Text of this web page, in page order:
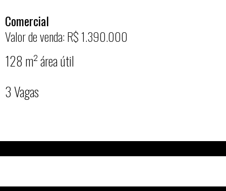
Comercial
Valor de venda: R$ 1.390.000
128 m² área útil
3 Vagas